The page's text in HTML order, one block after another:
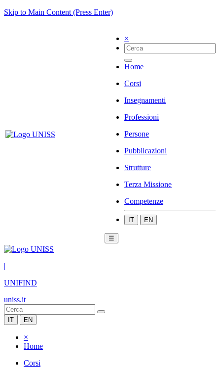
Skip to Main Content (Press Enter)
×
Home
Corsi
Insegnamenti
Professioni
Persone
Pubblicazioni
Strutture
Terza Missione
Competenze
IT EN
☰
|
UNIFIND
uniss.it
IT EN
×
Home
Corsi